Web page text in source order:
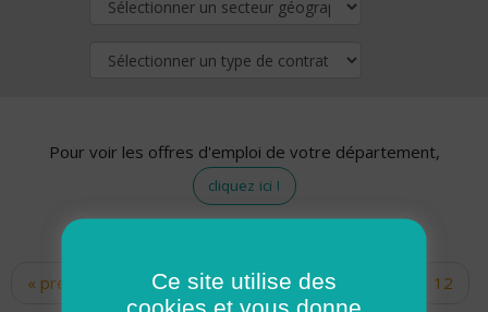
Pour voir les offres d'emploi de votre département,
cliquez ici !
Pages
« premier ‹ précédent … 10
12
Ce site utilise des
cookies et vous donne